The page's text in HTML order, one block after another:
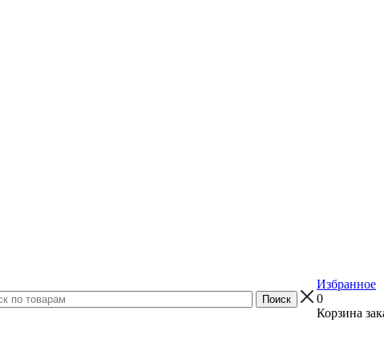
Избранное
0
Корзина